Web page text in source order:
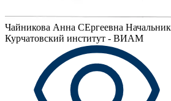
Чайникова Анна СЕргеевна
Курчатовский институт - ВИАМ